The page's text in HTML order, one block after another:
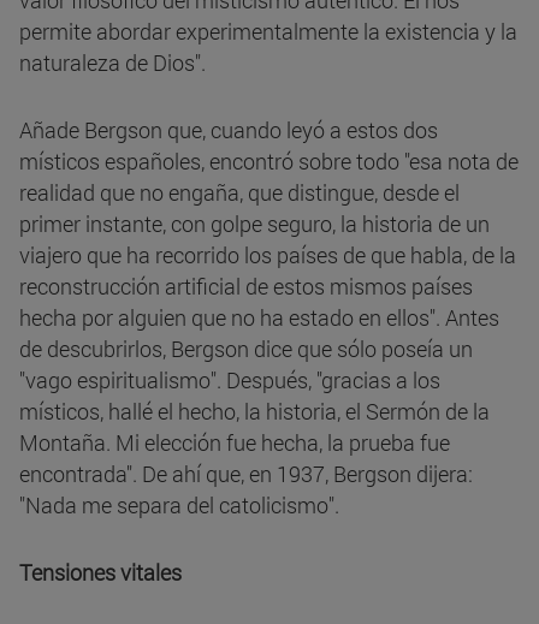
permite abordar experimentalmente la existencia y la
naturaleza de Dios".
Añade Bergson que, cuando leyó a estos dos
místicos españoles, encontró sobre todo "esa nota de
realidad que no engaña, que distingue, desde el
primer instante, con golpe seguro, la historia de un
viajero que ha recorrido los países de que habla, de la
reconstrucción artificial de estos mismos países
hecha por alguien que no ha estado en ellos". Antes
de descubrirlos, Bergson dice que sólo poseía un
"vago espiritualismo". Después, "gracias a los
místicos, hallé el hecho, la historia, el Sermón de la
Montaña. Mi elección fue hecha, la prueba fue
encontrada". De ahí que, en 1937, Bergson dijera:
"Nada me separa del catolicismo".
Tensiones vitales